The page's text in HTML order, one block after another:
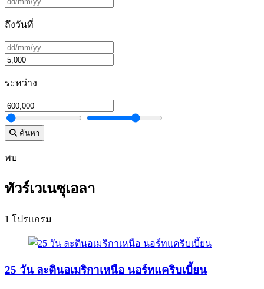
ถึงวันที่
ระหว่าง
ค้นหา
พบ
ทัวร์เวเนซุเอลา
1 โปรแกรม
25 วัน ละตินอเมริกาเหนือ นอร์ทแคริบเบี้ยน